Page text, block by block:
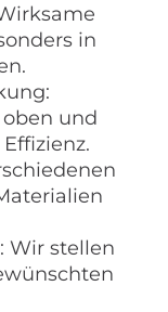
in
und
Wir stellen